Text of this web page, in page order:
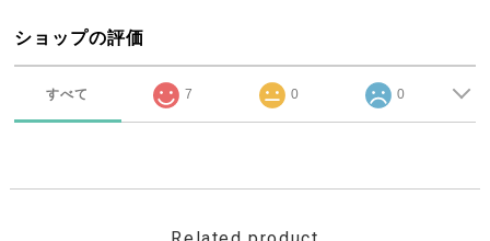
ショップの評価
すべて 7 0 0